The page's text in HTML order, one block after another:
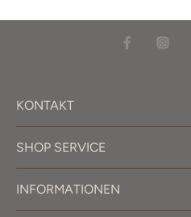
KONTAKT
SHOP SERVICE
INFORMATIONEN